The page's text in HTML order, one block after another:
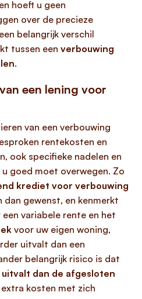
hoeft u geen
over de precieze
belangrijk verschil
tussen een verbouwing
.
een lening voor
van een verbouwing
rentekosten en
ook specifieke nadelen en
u goed moet overwegen. Zo
krediet voor verbouwing
dan gewenst, en kenmerkt
variabele rente en het
voor uw eigen woning,
uitvalt dan een
belangrijk risico is dat
dan de afgesloten
kosten met zich